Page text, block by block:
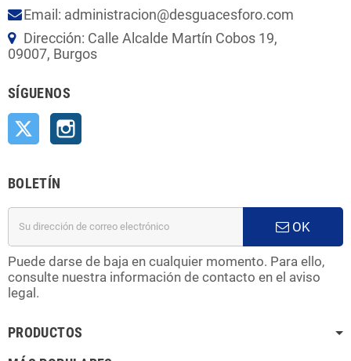
Email: administracion@desguacesforo.com
Dirección: Calle Alcalde Martín Cobos 19,
09007, Burgos
SÍGUENOS
Twitter
BOLETÍN
OK
Puede darse de baja en cualquier momento. Para ello,
consulte nuestra información de contacto en el aviso
legal.
PRODUCTOS